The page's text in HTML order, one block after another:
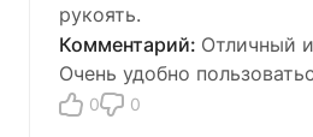
рукоять.
Отличный
Очень удобно
0 0